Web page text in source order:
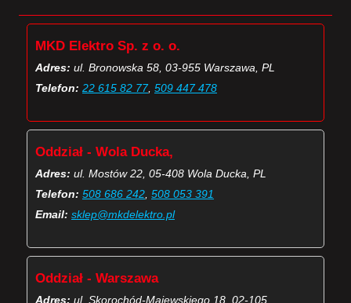
MKD Elektro Sp. z o. o.
Adres: ul. Bronowska 58, 03-955 Warszawa, PL
Telefon: 22 615 82 77, 509 447 478
Oddział - Wola Ducka,
Adres: ul. Mostów 22, 05-408 Wola Ducka, PL
Telefon: 508 686 242 508 053 391
Email: sklep@mkdelektro.pl
Oddział - Warszawa
Adres: ul. Skorochód-Majewskiego 18, 02-105